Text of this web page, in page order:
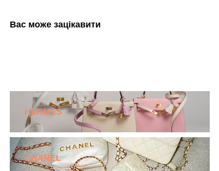
Вас може зацікавити
HERMES
CHANEL